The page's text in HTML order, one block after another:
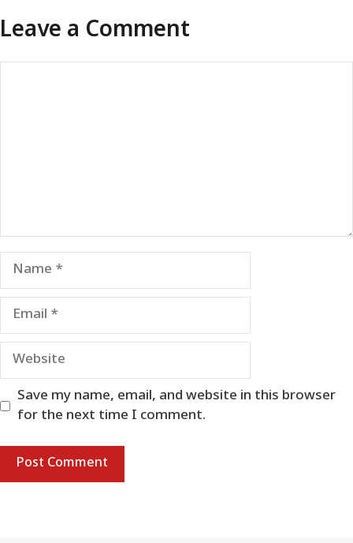
Leave a Comment
Name
Email
Website
Save my name, email, and website in this browser
for the next time I comment.